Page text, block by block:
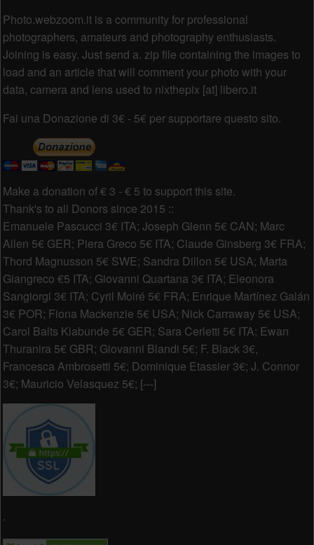
Photo.webzoom.it is a community for professional
photographers, amateurs and photography enthusiasts.
Joining is easy. Just send a. zip file containing the images to
load and an article that will comment your photo with your
data, camera and lens used to nixthepix [at] libero.it
Fai una Donazione di 3€ - 5€ per supportare questo sito.
Make a donation of € 3 - € 5 to support this site.
Thank's to all Donors since 2015 ::
Emanuele Pascucci 3€ ITA; Joseph Glenn 5€ CAN; Marc
Allen 5€ GER; Piera Greco 5€ ITA; Claude Ginsberg 3€ FRA;
Thord Magnusson 5€ SWE; Sandra Dillon 5€ USA; Marta
Giangreco €5 ITA; Giovanni Quartana 3€ ITA; Eleonora
Sangiorgi 3€ ITA; Cyril Moiré 5€ FRA; Enrique Martínez Galán
3€ POR; Fiona Mackenzie 5€ USA; Nick Carraway 5€ USA;
Carol Balts Klabunde 5€ GER; Sara Cerletti 5€ ITA; Ewan
Thuranira 5€ GBR; Giovanni Blandi 5€; F. Black 3€,
Francesca Ambrosetti 5€; Dominique Etassier 3€; J. Connor
3€; Mauricio Velasquez 5€; [---]
.